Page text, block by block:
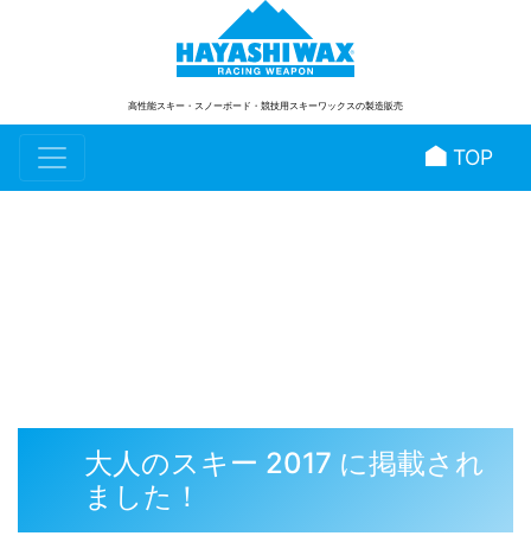
高性能スキー・スノーボード ・競技用スキーワックスの製造販売
TOP
大人のスキー 2017 に掲載され
ました！